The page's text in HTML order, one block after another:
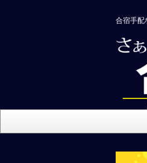
合宿手配